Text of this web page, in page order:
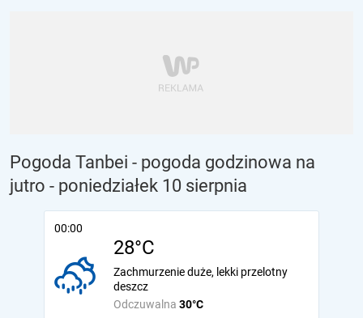
Pogoda Tanbei - pogoda godzinowa na
jutro - poniedziałek 10 sierpnia
00:00
28°C
Odczuwalna 30°C
Zachmurzenie duże, lekki przelotny
deszcz